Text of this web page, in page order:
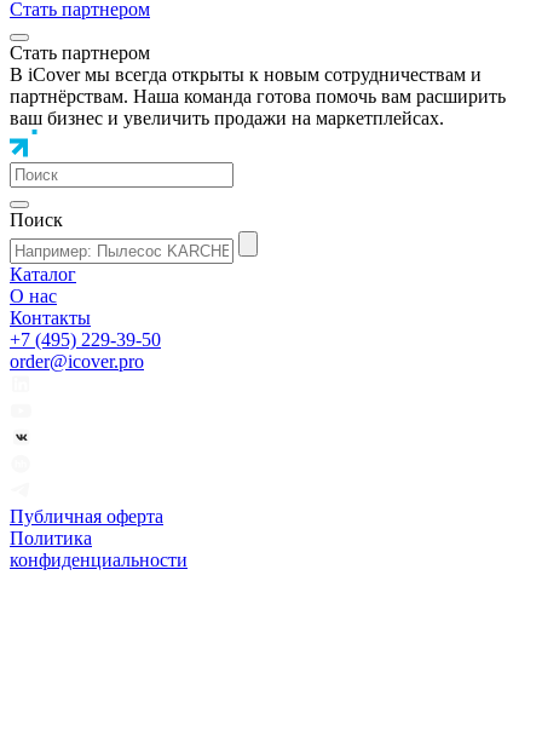
Стать партнером
Стать партнером
В iCover мы всегда открыты к новым сотрудничествам и
партнёрствам. Наша команда готова помочь вам расширить
ваш бизнес и увеличить продажи на маркетплейсах.
Поиск
Каталог
О нас
Контакты
+7 (495) 229-39-50
order@icover.pro
Публичная оферта
Политика
конфиденциальности